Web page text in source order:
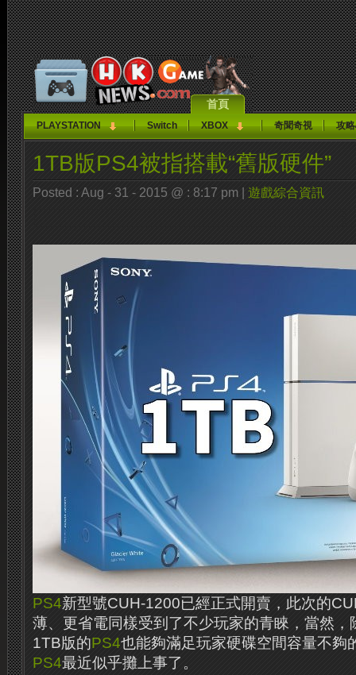
首頁
PLAYSTATION Switch XBOX 奇聞奇視 攻
1TB版PS4被指搭載“舊版硬件”
Posted : Aug - 31 - 2015 @ : 8:17 pm | 遊戲綜合資訊
PS4新型號CUH-1200已經正式開賣，此次的
薄、更省電同樣受到了不少玩家的青睞，當然
1TB版的PS4也能夠滿足玩家硬碟空間容量不夠
PS4最近似乎攤上事了。